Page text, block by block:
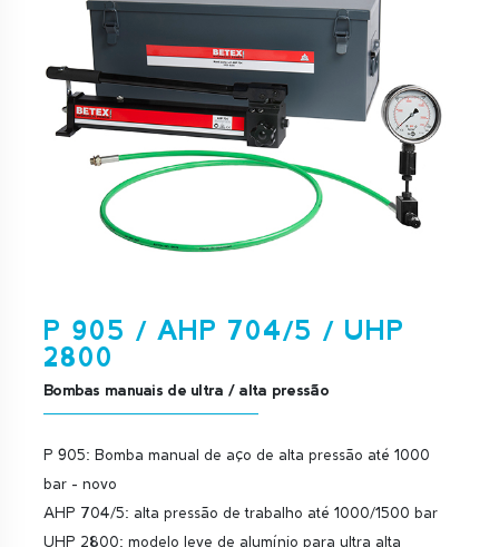
P 905 / AHP 704/5 / UHP
2800
Bombas manuais de ultra / alta pressão
P 905: Bomba manual de aço de alta pressão até 1000
bar - novo
AHP 704/5: alta pressão de trabalho até 1000/1500 bar
UHP 2800: modelo leve de alumínio para ultra alta